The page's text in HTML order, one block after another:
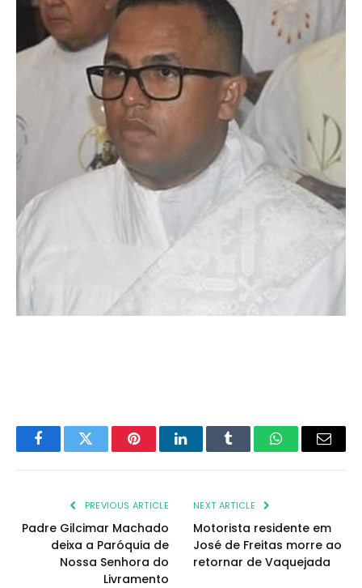
FacebookTwitter PinterestLinkedInTumblr WhatsAppEmail
PREVIOUS ARTICLE
Padre Gilcimar Machado
deixa a Paróquia de
Nossa Senhora do
Livramento
NEXT ARTICLE
Motorista residente em
José de Freitas morre ao
retornar de Vaquejada